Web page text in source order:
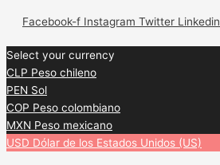
Facebook-f Instagram Twitter Linkedin
Select your currency
CLP Peso chileno
PEN Sol
COP Peso colombiano
MXN Peso mexicano
USD Dólar de los Estados Unidos (US)